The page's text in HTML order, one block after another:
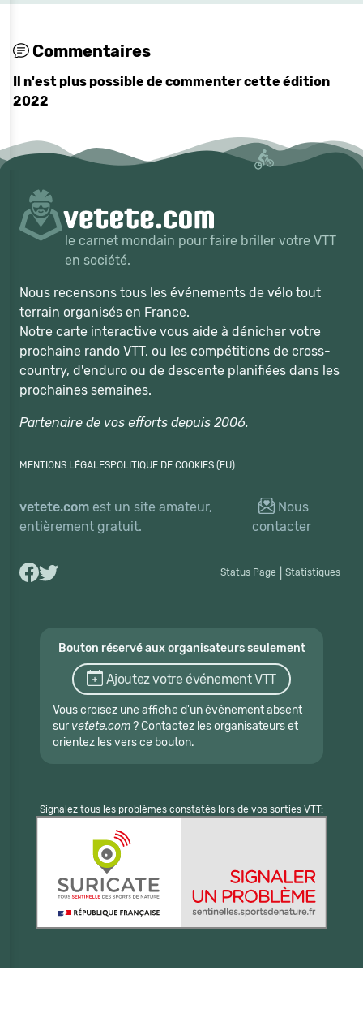
Commentaires
Il n'est plus possible de commenter cette édition
2022
le carnet mondain pour faire briller votre VTT
en société.
Nous recensons tous les événements de vélo tout
terrain organisés en France.
Notre carte interactive vous aide à dénicher votre
prochaine rando VTT, ou les compétitions de cross-
country, d'enduro ou de descente planifiées dans les
prochaines semaines.
Partenaire de vos efforts depuis 2006.
MENTIONS LÉGALESPOLITIQUE DE COOKIES (EU)
vetete.com est un site amateur,
entièrement gratuit.
Nous
contacter
Status Page Statistiques
Bouton réservé aux organisateurs seulement
Ajoutez votre événement VTT
Vous croisez une affiche d'un événement absent
sur vetete.com? Contactez les organisateurs et
orientez les vers ce bouton.
Signalez tous les problèmes constatés lors de vos sorties VTT: